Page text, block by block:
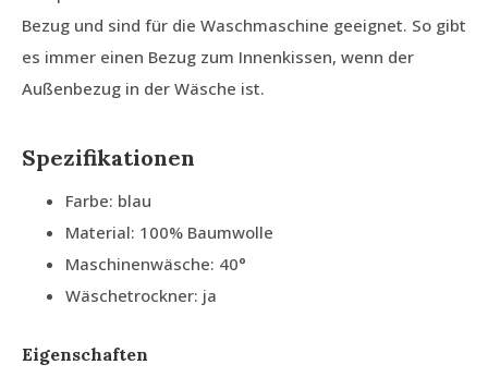
Bezug und sind für die Waschmaschine geeignet. So gibt
es immer einen Bezug zum Innenkissen, wenn der
Außenbezug in der Wäsche ist.
Spezifikationen
Farbe: blau
Material: 100% Baumwolle
Maschinenwäsche: 40°
Wäschetrockner: ja
Eigenschaften